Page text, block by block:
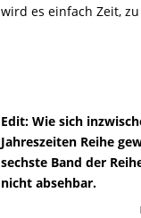
wird es einfach Zeit,
Edit: Wie sich
Jahreszeiten Reihe
sechste Band der
nicht absehbar.